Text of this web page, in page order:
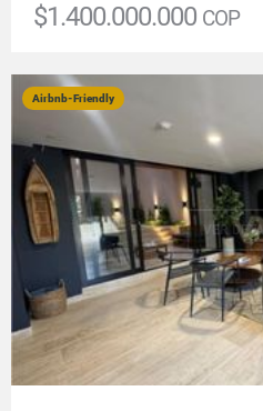
$1.400.000.000 COP
Airbnb-Friendly
VER